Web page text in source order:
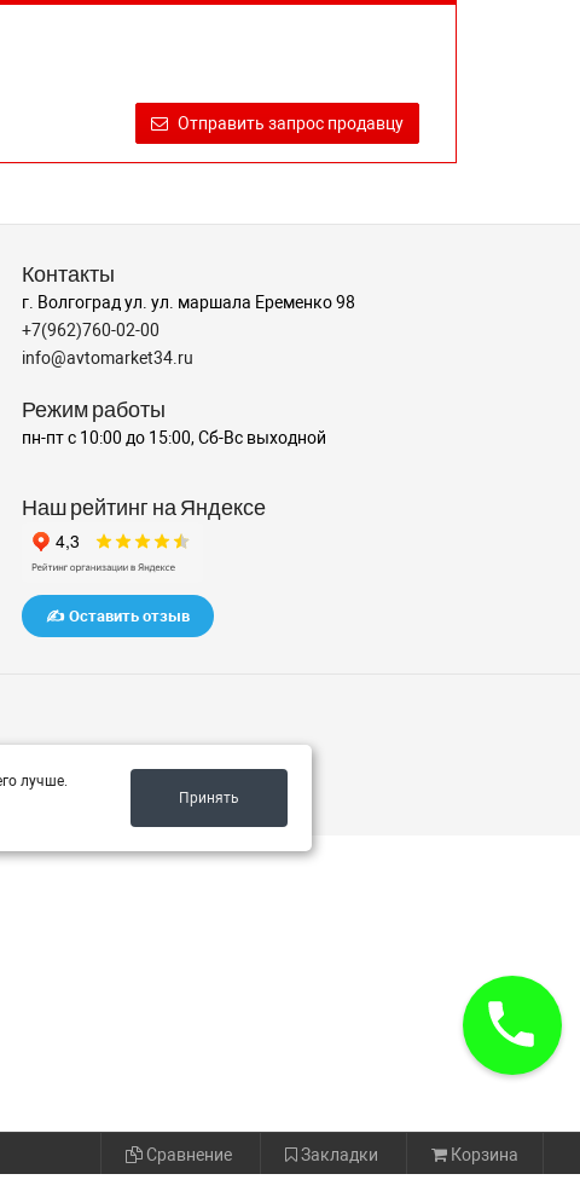
Отправить запрос продавцу
Контакты
г. Волгоград ул. ул. маршала Еременко 98
+7(962)760-02-00
info@avtomarket34.ru
Режим работы
пн-пт с 10:00 до 15:00, Сб-Вс выходной
Наш рейтинг на Яндексе
✍️ Оставить отзыв
лучше.
Принять
Сравнение Закладки Корзина